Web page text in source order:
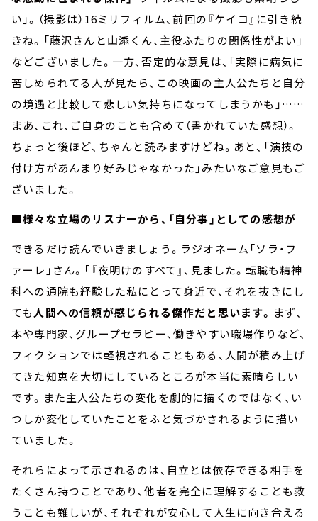
い」。（撮影は）16ミリフィルム、前回の『ケイコ』に引き続
きね。「藤沢さんと山添くん、主役ふたりの関係性がよい」
などございました。一方、否定的な意見は、「実際に病気に
苦しめられてる人が見たら、この映画の主人公たちと自分
の境遇と比較して悲しい気持ちになってしまうかも」……
まあ、これ、ご自身のことも含めて（書かれていた感想）。
ちょっと後ほど、ちゃんと読みますけどね。あと、「演技の
付け方があんまり好みじゃなかった」みたいなご意見もご
ざいました。
■様々な立場のリスナーから、「自分事」としての感想が
できるだけ読んでいきましょう。ラジオネーム「ソラ・フ
ァーレ」さん。「『夜明けのすべて』、見ました。転職も精神
科への通院も経験した私にとって身近で、それを抜きにし
ても人間への信頼が感じられる傑作だと思います。 まず、
本や専門家、グループセラピー、働きやすい職場作りなど、
フィクションでは軽視されることもある、人間が積み上げ
てきた知恵を大切にしているところが本当に素晴らしい
です。また主人公たちの変化を劇的に描くのではなく、い
つしか変化していたことをふと気づかされるように描い
ていました。
それらによって示されるのは、自立とは依存できる相手を
たくさん持つことであり、他者を完全に理解することも救
うことも難しいが、それぞれが安心して人生に向き合える